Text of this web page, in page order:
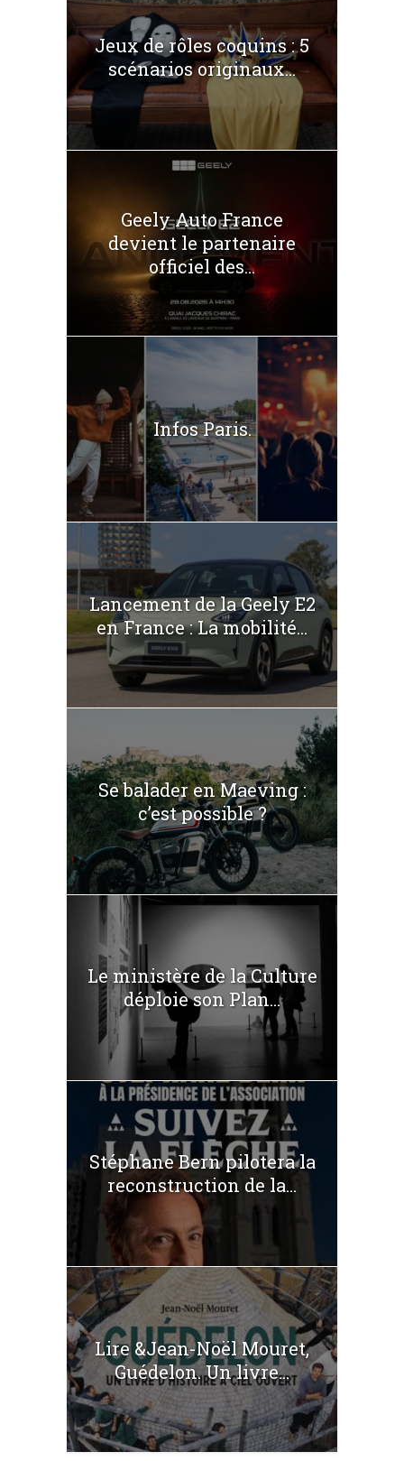
Jeux de rôles coquins : 5
scénarios originaux...
Geely Auto France
devient le partenaire
officiel des...
Infos Paris.
Lancement de la Geely E2
en France : La mobilité...
Se balader en Maeving :
c’est possible ?
Le ministère de la Culture
déploie son Plan...
Stéphane Bern pilotera la
reconstruction de la...
Lire &Jean-Noël Mouret,
Guédelon. Un livre...